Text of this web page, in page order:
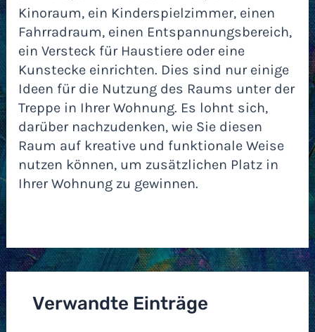
Kinoraum, ein Kinderspielzimmer, einen
Fahrradraum, einen Entspannungsbereich,
ein Versteck für Haustiere oder eine
Kunstecke einrichten. Dies sind nur einige
Ideen für die Nutzung des Raums unter der
Treppe in Ihrer Wohnung. Es lohnt sich,
darüber nachzudenken, wie Sie diesen
Raum auf kreative und funktionale Weise
nutzen können, um zusätzlichen Platz in
Ihrer Wohnung zu gewinnen.
Verwandte Einträge